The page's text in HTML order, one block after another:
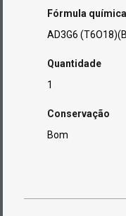
Fórmula química
AD3G6
Quantidade
1
Conservação
Bom